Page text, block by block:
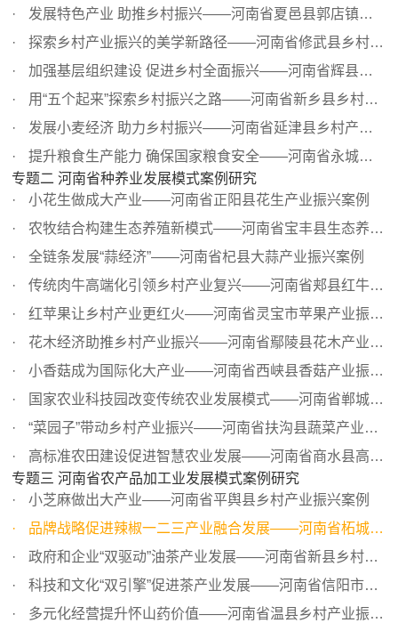
发展特色产业 助推乡村振兴——河南省夏邑县郭店镇乡村产业...
探索乡村产业振兴的美学新路径——河南省修武县乡村产业振...
加强基层组织建设 促进乡村全面振兴——河南省辉县市张村乡...
用“五个起来”探索乡村振兴之路——河南省新乡县乡村产业...
发展小麦经济 助力乡村振兴——河南省延津县乡村产业振兴案例
提升粮食生产能力 确保国家粮食安全——河南省永城市乡村产...
专题二 河南省种养业发展模式案例研究
小花生做成大产业——河南省正阳县花生产业振兴案例
农牧结合构建生态养殖新模式——河南省宝丰县生态养猪产业...
全链条发展“蒜经济”——河南省杞县大蒜产业振兴案例
传统肉牛高端化引领乡村产业复兴——河南省郏县红牛产业振...
红苹果让乡村产业更红火——河南省灵宝市苹果产业振兴案例
花木经济助推乡村产业振兴——河南省鄢陵县花木产业振兴案例
小香菇成为国际化大产业——河南省西峡县香菇产业振兴案例
国家农业科技园改变传统农业发展模式——河南省郸城县产业...
“菜园子”带动乡村产业振兴——河南省扶沟县蔬菜产业振兴...
高标准农田建设促进智慧农业发展——河南省商水县高标准农...
专题三 河南省农产品加工业发展模式案例研究
小芝麻做出大产业——河南省平舆县乡村产业振兴案例
品牌战略促进辣椒一二三产业融合发展——河南省柘城县乡村...
政府和企业“双驱动”油茶产业发展——河南省新县乡村产业...
科技和文化“双引擎”促进茶产业发展——河南省信阳市乡村...
多元化经营提升怀山药价值——河南省温县乡村产业振兴案例